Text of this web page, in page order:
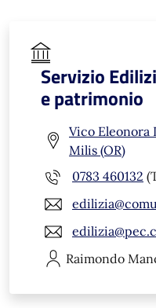
Servizio
e patrimonio
Vico Eleonora
Milis (OR)
0783 460132
Raimondo